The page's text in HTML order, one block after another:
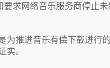
求网络音乐服务商停止
推进音乐有偿下载进行
实。